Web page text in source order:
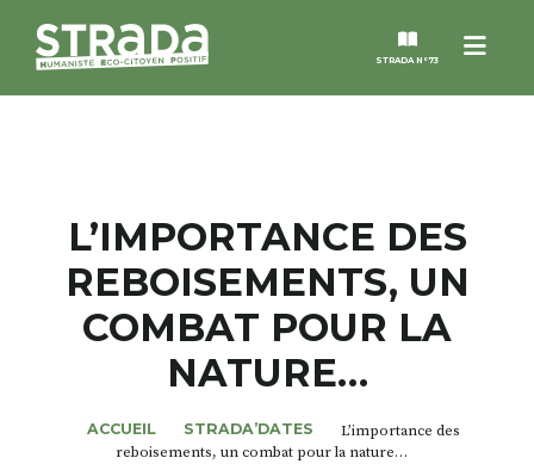
Menu
STRADA N°73
MAGAZINES
NOS THÈMES
STRADA’DATES
ALTER STRADA
L’IMPORTANCE DES
REBOISEMENTS, UN
COMBAT POUR LA
NATURE…
ACCUEIL STRADA’DATES
L’importance des
reboisements, un combat pour la nature…